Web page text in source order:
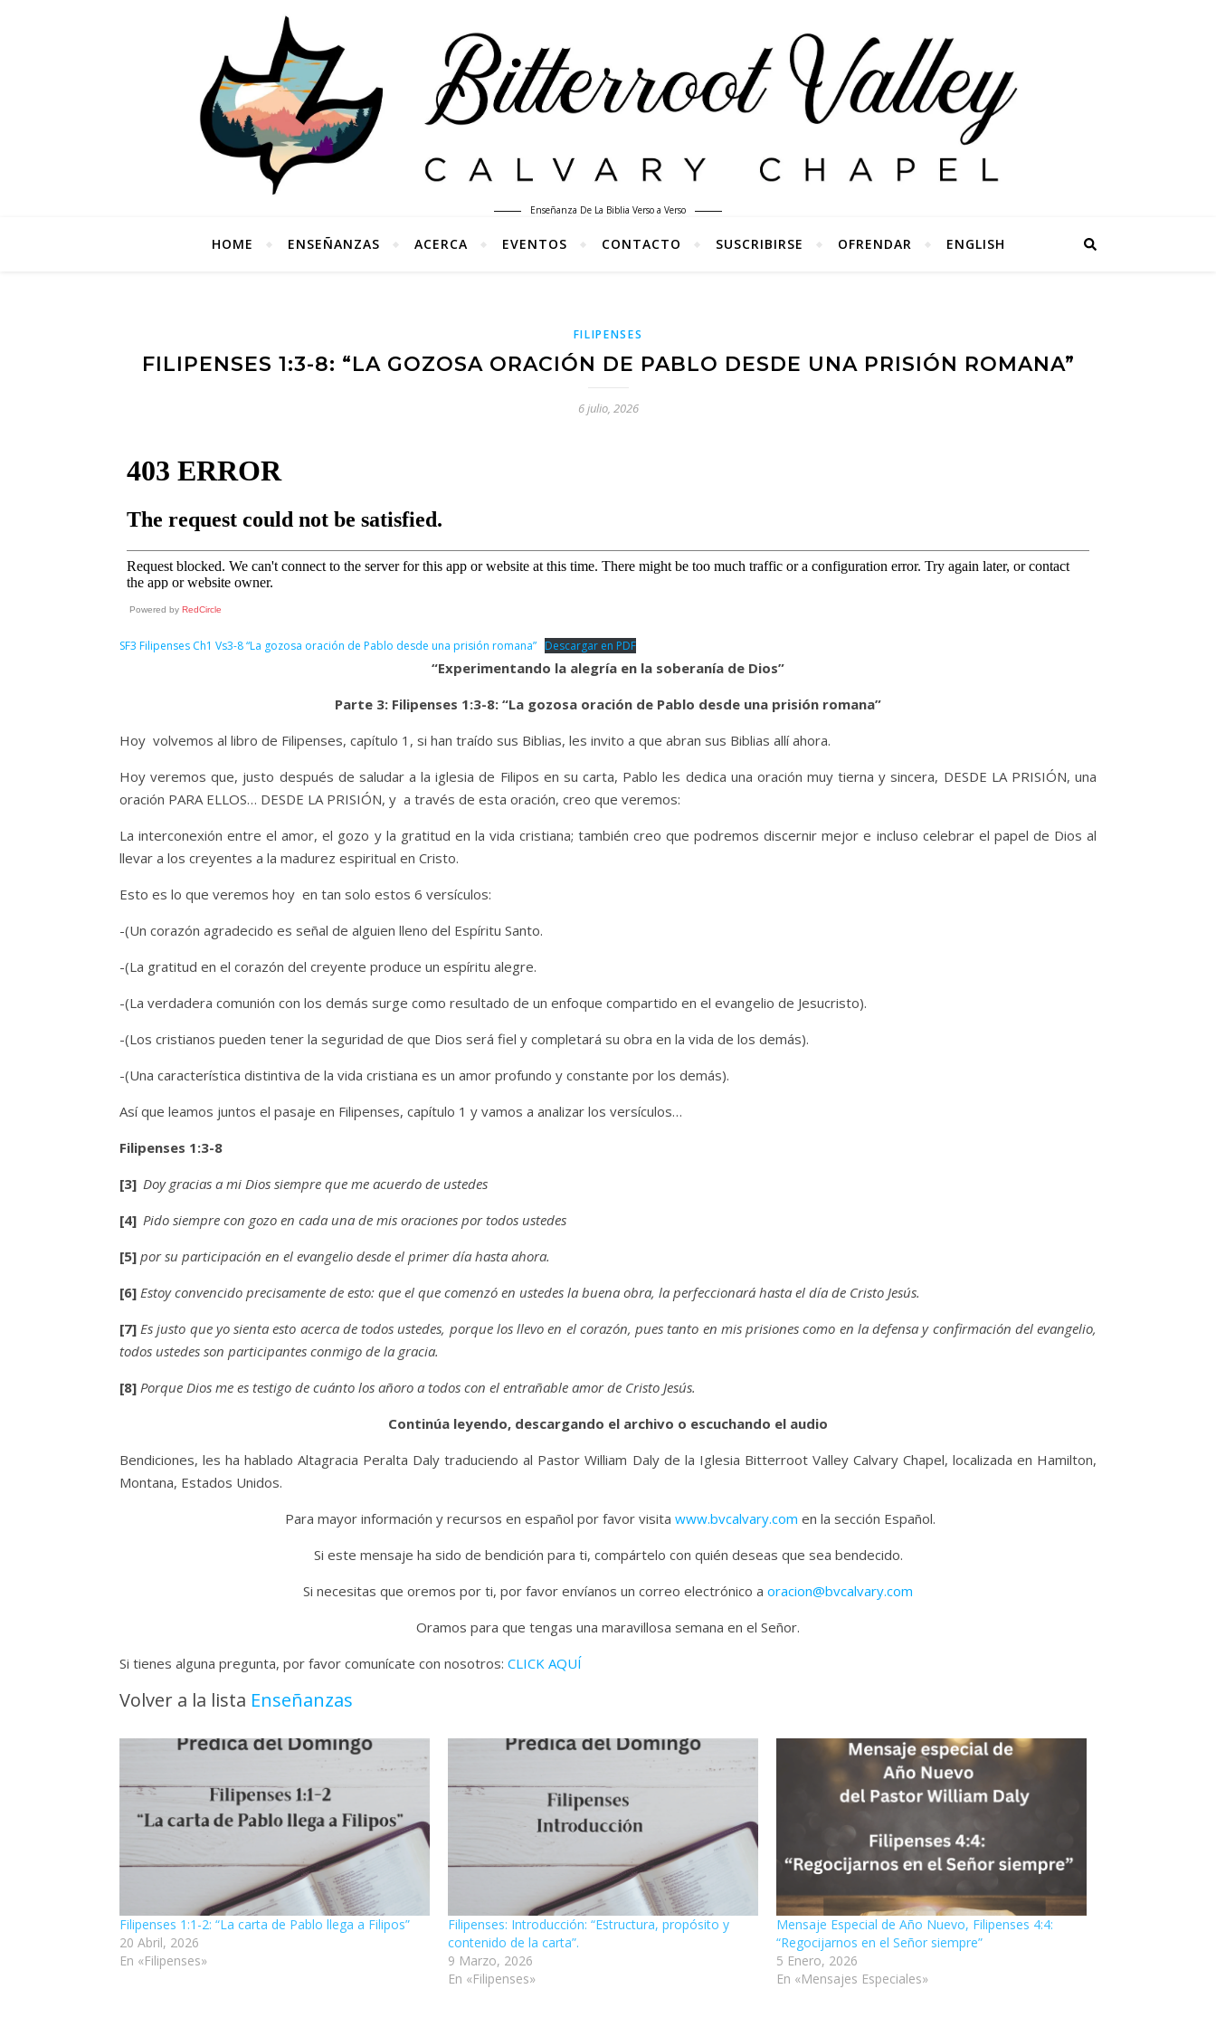
Enseñanza De La Biblia Verso a Verso
HOME ENSEÑANZAS ACERCA EVENTOS CONTACTO SUSCRIBIRSE OFRENDAR ENGLISH
FILIPENSES
FILIPENSES 1:3-8: “LA GOZOSA ORACIÓN DE PABLO DESDE UNA PRISIÓN ROMANA”
6 julio, 2026
Powered by RedCircle
SF3 Filipenses Ch1 Vs3-8 “La gozosa oración de Pablo desde una prisión romana” Descargar en PDF
“Experimentando la alegría en la soberanía de Dios”
Parte 3: Filipenses 1:3-8: “La gozosa oración de Pablo desde una prisión romana”
Hoy volvemos al libro de Filipenses, capítulo 1, si han traído sus Biblias, les invito a que abran sus Biblias allí ahora.
Hoy veremos que, justo después de saludar a la iglesia de Filipos en su carta, Pablo les dedica una oración muy tierna y sincera, DESDE LA PRISIÓN, una
oración PARA ELLOS… DESDE LA PRISIÓN, y a través de esta oración, creo que veremos:
La interconexión entre el amor, el gozo y la gratitud en la vida cristiana; también creo que podremos discernir mejor e incluso celebrar el papel de Dios al
llevar a los creyentes a la madurez espiritual en Cristo.
Esto es lo que veremos hoy en tan solo estos 6 versículos:
-(Un corazón agradecido es señal de alguien lleno del Espíritu Santo.
-(La gratitud en el corazón del creyente produce un espíritu alegre.
-(La verdadera comunión con los demás surge como resultado de un enfoque compartido en el evangelio de Jesucristo).
-(Los cristianos pueden tener la seguridad de que Dios será fiel y completará su obra en la vida de los demás).
-(Una característica distintiva de la vida cristiana es un amor profundo y constante por los demás).
Así que leamos juntos el pasaje en Filipenses, capítulo 1 y vamos a analizar los versículos…
Filipenses 1:3-8
[3] Doy gracias a mi Dios siempre que me acuerdo de ustedes
[4] Pido siempre con gozo en cada una de mis oraciones por todos ustedes
[5] por su participación en el evangelio desde el primer día hasta ahora.
[6] Estoy convencido precisamente de esto: que el que comenzó en ustedes la buena obra, la perfeccionará hasta el día de Cristo Jesús.
[7] Es justo que yo sienta esto acerca de todos ustedes, porque los llevo en el corazón, pues tanto en mis prisiones como en la defensa y confirmación del evangelio,
todos ustedes son participantes conmigo de la gracia.
[8] Porque Dios me es testigo de cuánto los añoro a todos con el entrañable amor de Cristo Jesús.
Continúa leyendo, descargando el archivo o escuchando el audio
Bendiciones, les ha hablado Altagracia Peralta Daly traduciendo al Pastor William Daly de la Iglesia Bitterroot Valley Calvary Chapel, localizada en Hamilton,
Montana, Estados Unidos.
Para mayor información y recursos en español por favor visita www.bvcalvary.com en la sección Español.
Si este mensaje ha sido de bendición para ti, compártelo con quién deseas que sea bendecido.
Si necesitas que oremos por ti, por favor envíanos un correo electrónico a oracion@bvcalvary.com
Oramos para que tengas una maravillosa semana en el Señor.
Si tienes alguna pregunta, por favor comunícate con nosotros: CLICK AQUÍ
Volver a la lista Enseñanzas
Filipenses 1:1-2: “La carta de Pablo llega a Filipos”
20 Abril, 2026
En «Filipenses»
Filipenses: Introducción: “Estructura, propósito y
contenido de la carta”.
9 Marzo, 2026
En «Filipenses»
Mensaje Especial de Año Nuevo, Filipenses 4:4:
“Regocijarnos en el Señor siempre”
5 Enero, 2026
En «Mensajes Especiales»